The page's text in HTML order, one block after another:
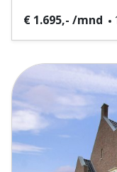
€ 1.695,- /mnd